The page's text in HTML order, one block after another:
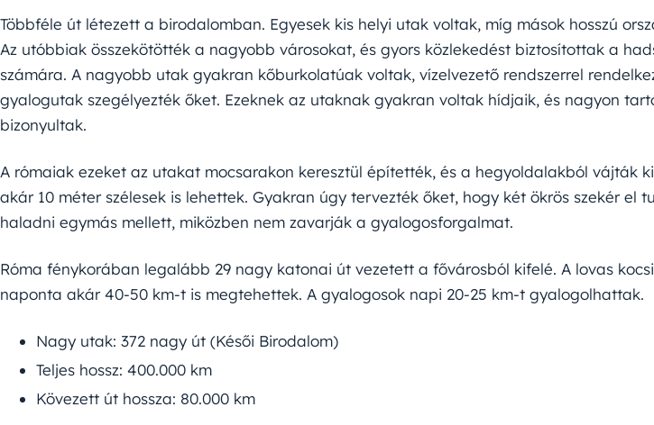
Többféle út létezett a birodalomban. Egyesek kis helyi utak voltak, míg mások hosszú
Az utóbbiak összekötötték a nagyobb városokat, és gyors közlekedést biztosítottak a
számára. A nagyobb utak gyakran kőburkolatúak voltak, vízelvezető rendszerrel
gyalogutak szegélyezték őket. Ezeknek az utaknak gyakran voltak hídjaik, és nagyon
bizonyultak.
A rómaiak ezeket az utakat mocsarakon keresztül építették, és a hegyoldalakból vájták
akár 10 méter szélesek is lehettek. Gyakran úgy tervezték őket, hogy két ökrös szekér el
haladni egymás mellett, miközben nem zavarják a gyalogosforgalmat.
Róma fénykorában legalább 29 nagy katonai út vezetett a fővárosból kifelé. A lovas
naponta akár 40-50 km-t is megtehettek. A gyalogosok napi 20-25 km-t gyalogolhattak.
Nagy utak: 372 nagy út (Késői Birodalom)
Teljes hossz: 400.000 km
Kövezett út hossza: 80.000 km